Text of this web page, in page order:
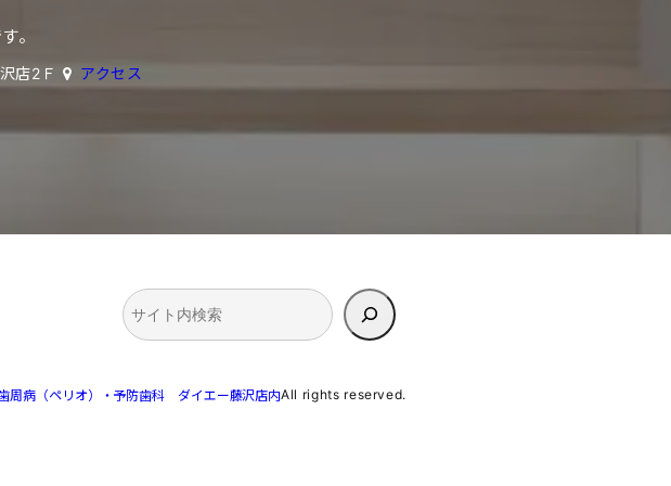
。
店2Ｆ アクセス
検
索
周病（ペリオ）・予防歯科 ダイエー藤沢店内All rights reserved.